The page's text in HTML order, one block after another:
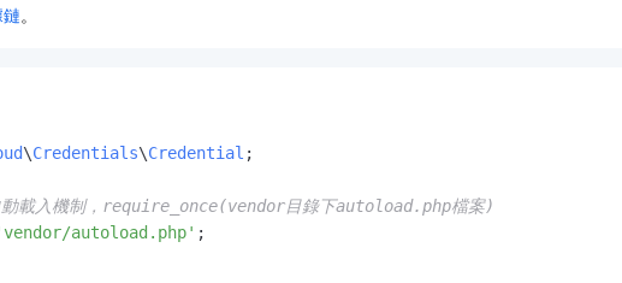
。
\Credentials\Credential ;
載入機制，require_once(vendor目錄下autoload.php檔案)
autoload.php' ;